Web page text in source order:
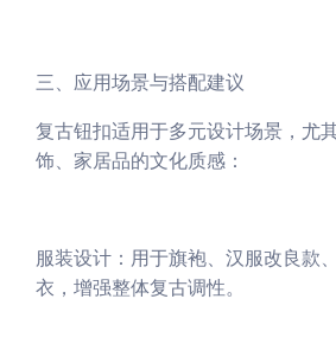
三、应用场景与搭配建议
复古钮扣适用于多元设计场景，尤
饰、家居品的文化质感：
服装设计：用于旗袍、汉服改良款
衣，增强整体复古调性。